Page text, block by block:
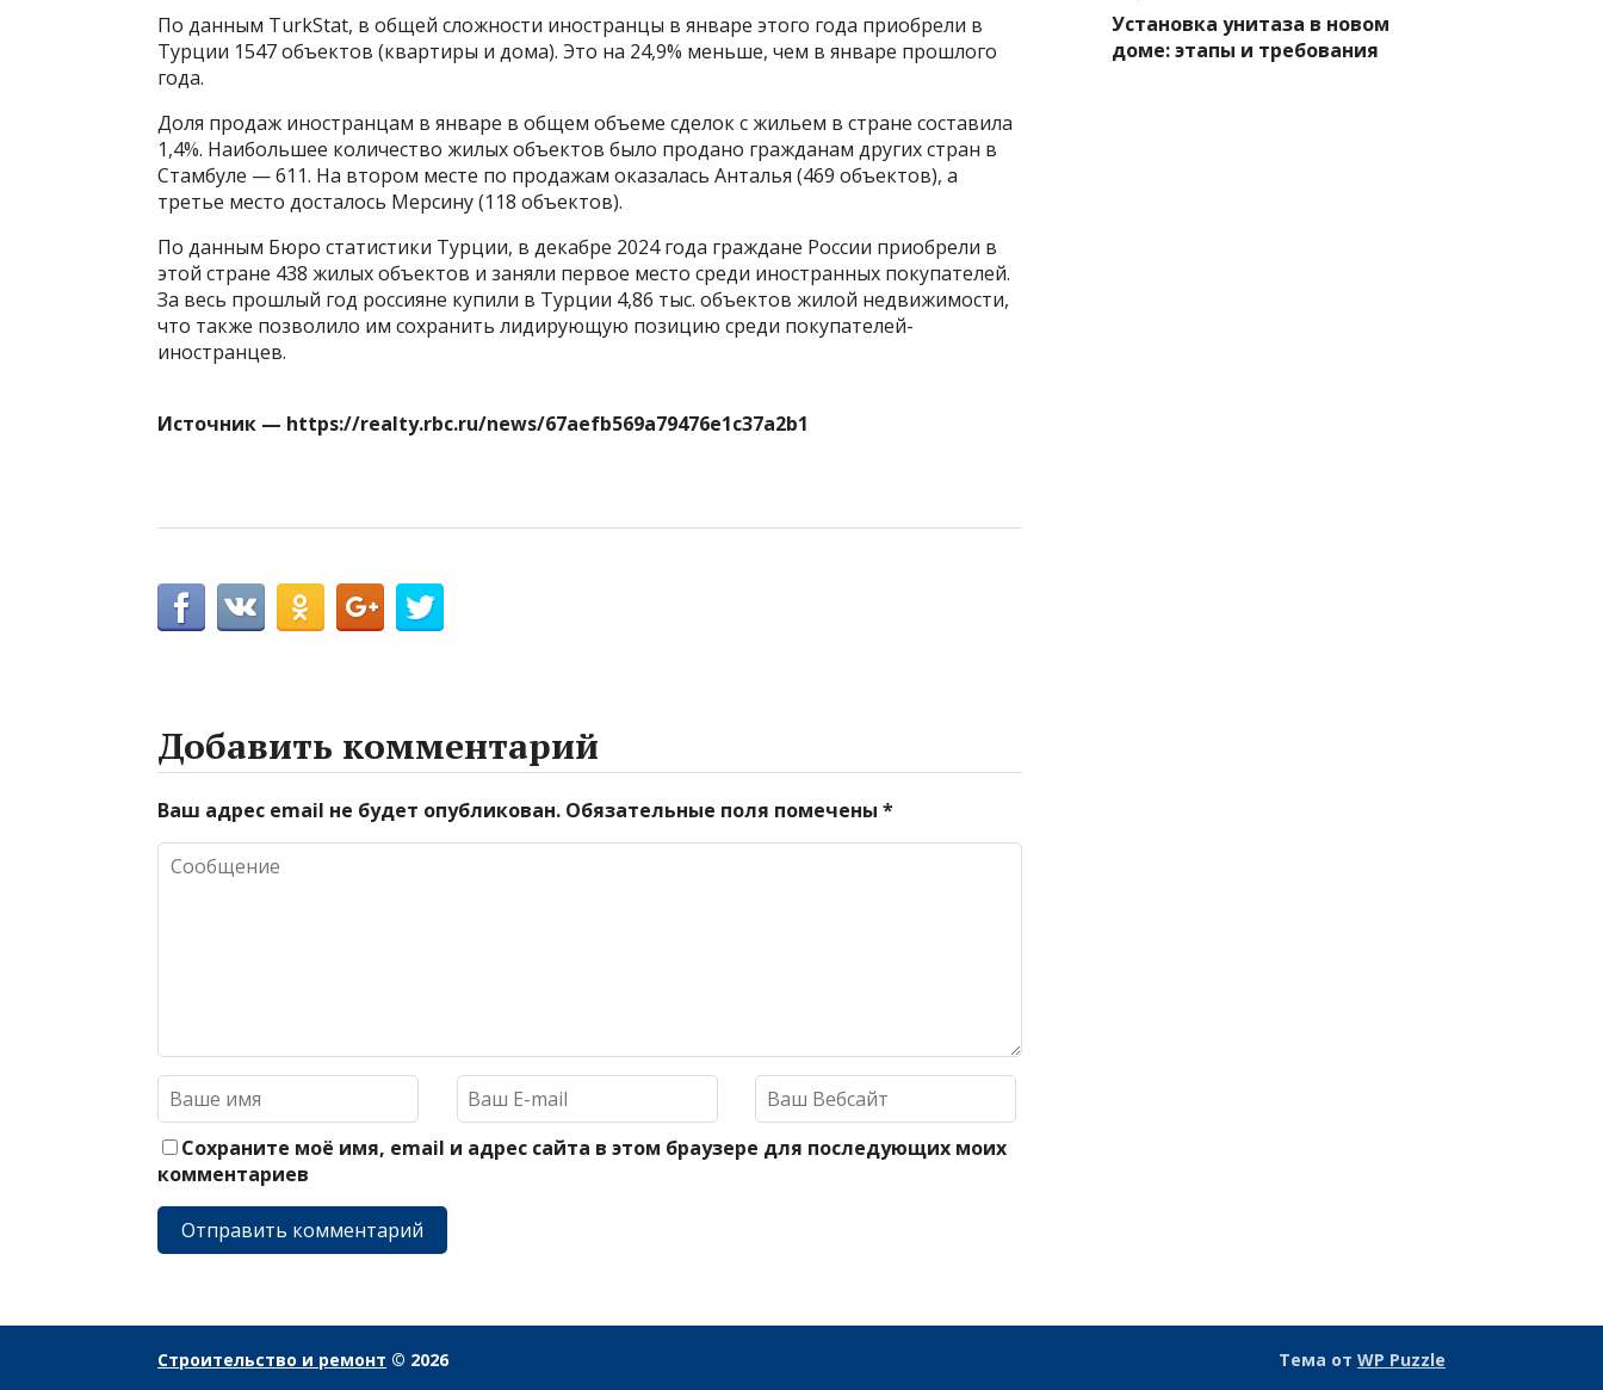
По данным TurkStat, в общей сложности иностранцы в январе этого года приобрели в
Турции 1547 объектов (квартиры и дома). Это на 24,9% меньше, чем в январе прошлого
года.
Доля продаж иностранцам в январе в общем объеме сделок с жильем в стране составила
1,4%. Наибольшее количество жилых объектов было продано гражданам других стран в
Стамбуле — 611. На втором месте по продажам оказалась Анталья (469 объектов), а
третье место досталось Мерсину (118 объектов).
По данным Бюро статистики Турции, в декабре 2024 года граждане России приобрели в
этой стране 438 жилых объектов и заняли первое место среди иностранных покупателей.
За весь прошлый год россияне купили в Турции 4,86 тыс. объектов жилой недвижимости,
что также позволило им сохранить лидирующую позицию среди покупателей-
иностранцев.
Источник — https://realty.rbc.ru/news/67aefb569a79476e1c37a2b1
Добавить комментарий
Ваш адрес email не будет опубликован. Обязательные поля помечены *
Сохраните моё имя, email и адрес сайта в этом браузере для последующих моих
комментариев
Установка унитаза в новом
доме: этапы и требования
Строительство и ремонт © 2026 Тема от WP Puzzle